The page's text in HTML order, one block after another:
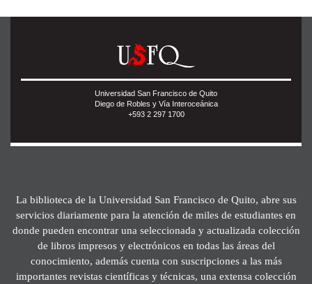
Universidad San Francisco de Quito
Diego de Robles y Vía Interoceánica
+593 2 297 1700
La biblioteca de la Universidad San Francisco de Quito, abre sus
servicios diariamente para la atención de miles de estudiantes en
donde pueden encontrar una seleccionada y actualizada colección
de libros impresos y electrónicos en todas las áreas del
conocimiento, además cuenta con suscripciones a las más
importantes revistas científicas y técnicas, una extensa colección